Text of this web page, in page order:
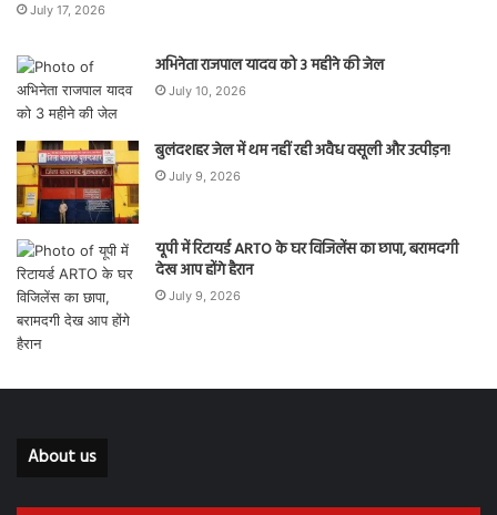
July 17, 2026
अभिनेता राजपाल यादव को 3 महीने की जेल
July 10, 2026
बुलंदशहर जेल में थम नहीं रही अवैध वसूली और उत्पीड़न!
July 9, 2026
यूपी में रिटायर्ड ARTO के घर विजिलेंस का छापा, बरामदगी
देख आप होंगे हैरान
July 9, 2026
About us